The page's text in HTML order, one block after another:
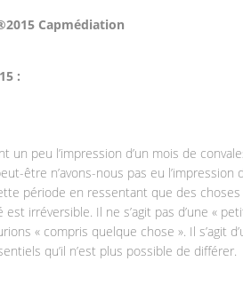
Capmédiation
:
un peu l’impression d’un mois de
être n’avons-nous pas eu l’impression
période en ressentant que des
irréversible. Il ne s’agit pas d’une «
« compris quelque chose ». Il s’agit
qu’il n’est plus possible de différer.